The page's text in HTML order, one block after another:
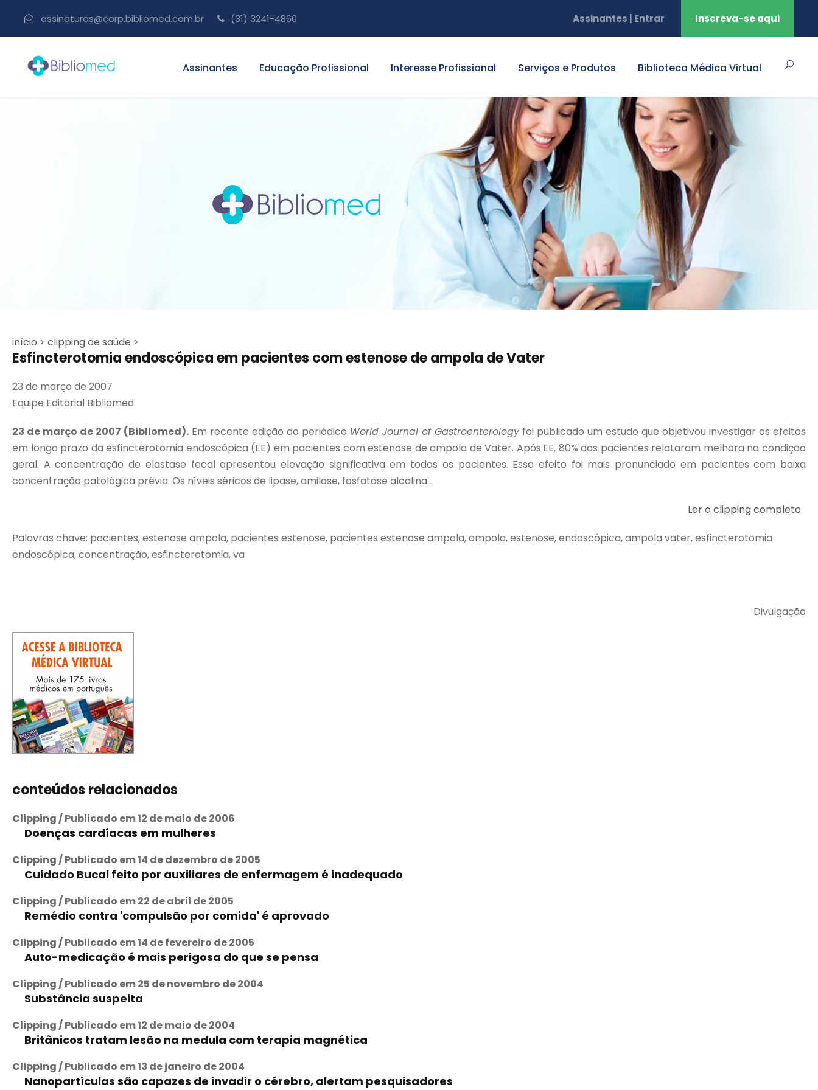
assinaturas@corp.bibliomed.com.br (31) 3241-4860 Assinantes | Entrar Inscreva-se aqui
Assinantes Educação Profissional Interesse Profissional Serviços e Produtos Biblioteca Médica Virtual
início > clipping de saúde >
Esfincterotomia endoscópica em pacientes com estenose de ampola de Vater
23 de março de 2007
Equipe Editorial Bibliomed
23 de março de 2007 (Bibliomed). Em recente edição do periódico World Journal of Gastroenterologyfoi publicado um estudo que objetivou investigar os efeitos
em longo prazo da esfincterotomia endoscópica (EE) em pacientes com estenose de ampola de Vater. Após EE, 80% dos pacientes relataram melhora na condição
geral. A concentração de elastase fecal apresentou elevação significativa em todos os pacientes. Esse efeito foi mais pronunciado em pacientes com baixa
concentração patológica prévia. Os níveis séricos de lipase, amilase, fosfatase alcalina...
Ler o clipping completo
Palavras chave: pacientes, estenose ampola, pacientes estenose, pacientes estenose ampola, ampola, estenose, endoscópica, ampola vater, esfincterotomia
endoscópica, concentração, esfincterotomia, va
Divulgação
conteúdos relacionados
Clipping / Publicado em 12 de maio de 2006
Doenças cardíacas em mulheres
Clipping / Publicado em 14 de dezembro de 2005
Cuidado Bucal feito por auxiliares de enfermagem é inadequado
Clipping / Publicado em 22 de abril de 2005
Remédio contra 'compulsão por comida' é aprovado
Clipping / Publicado em 14 de fevereiro de 2005
Auto-medicação é mais perigosa do que se pensa
Clipping / Publicado em 25 de novembro de 2004
Substância suspeita
Clipping / Publicado em 12 de maio de 2004
Britânicos tratam lesão na medula com terapia magnética
Clipping / Publicado em 13 de janeiro de 2004
Nanopartículas são capazes de invadir o cérebro, alertam pesquisadores